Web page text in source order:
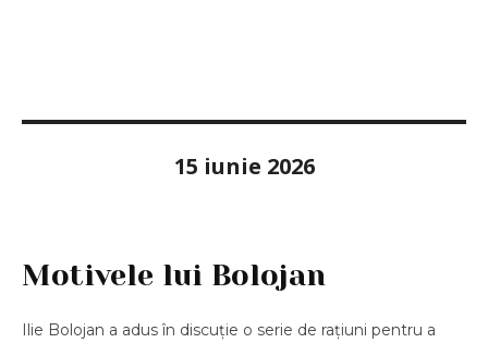
15 iunie 2026
Motivele lui Bolojan
Ilie Bolojan a adus în discuție o serie de rațiuni pentru a